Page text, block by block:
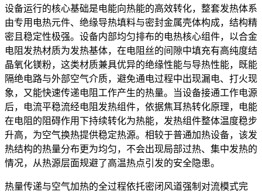
设备运行的核心基础是电能向热能的高效转化，整套发热体系
由专用电热元件、绝缘导热填料与密封金属壳体构成，结构精
密且稳定性极强。设备内部均匀排布的电热核心组件，以合金
电阻发热材质为发热基体，在电阻丝的间隙中填充有高纯度结
晶氧化镁粉，这类材质兼具优异的绝缘性能与导热性能，既能
隔绝电路与外部空气介质，避免通电过程中出现漏电、打火现
象，又能快速传递电阻工作产生的热量。当设备接通工作电源
后，电流平稳流经电阻发热组件，依据焦耳热转化原理，电能
在电阻的阻碍作用下持续转化为热能，发热组件整体温度稳步
升高，为空气换热提供稳定热源。相较于普通加热设备，该发
热结构的热量分布更为均匀，不会出现局部过热、集中发热的
情况，从热源层面规避了高温热点引发的安全隐患。
热量传递与空气加热的全过程依托密闭风道强制对流模式完